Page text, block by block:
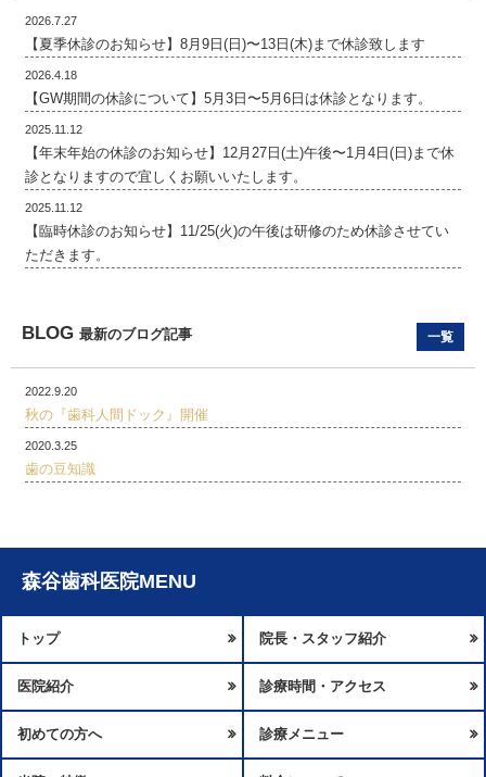
2026.7.27
【夏季休診のお知らせ】8月9日(日)〜13日(木)まで休診致します
2026.4.18
【GW期間の休診について】5月3日〜5月6日は休診となります。
2025.11.12
【年末年始の休診のお知らせ】12月27日(土)午後〜1月4日(日)まで休
診となりますので宜しくお願いいたします。
2025.11.12
【臨時休診のお知らせ】11/25(火)の午後は研修のため休診させてい
ただきます。
BLOG 最新のブログ記事 一覧
2022.9.20
秋の『歯科人間ドック』開催
2020.3.25
歯の豆知識
森谷歯科医院MENU
トップ 院長・スタッフ紹介
医院紹介 診療時間・アクセス
初めての方へ 診療メニュー